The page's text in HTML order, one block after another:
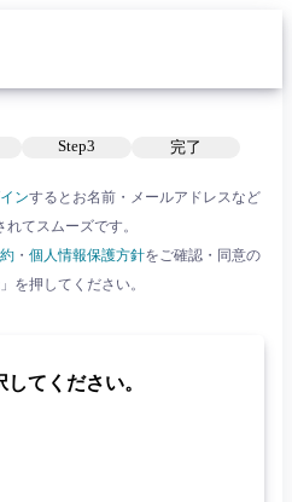
Step3 完了
ンすると お名前・メールアドレスなど
てスムーズです。
・ 個人情報保護方針をご確認・同意の
を押してください。
てください。